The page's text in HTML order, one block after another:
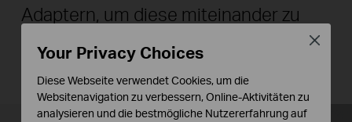
Adaptern, um diese miteinander zu
verbinden und die Kommunikation zu
verschlüsseln.
Your Privacy Choices
Diese Webseite verwendet Cookies, um die
Websitenavigation zu verbessern, Online-Aktivitäten zu
analysieren und die bestmögliche Nutzererfahrung auf
Close